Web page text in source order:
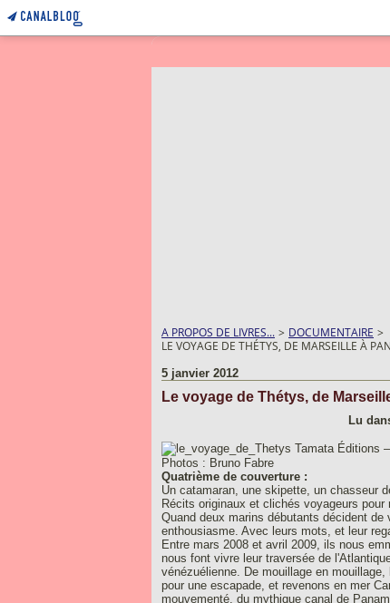
A PROPOS DE LIVRES... > DOCUMENTAIRE >
LE VOYAGE DE THÉTYS, DE MARSEILLE À
5 janvier 2012
Le voyage de Thétys, de
Lu
Tamata Éditions
Photos : Bruno Fabre
Quatrième de couverture :
Un catamaran, une skipette, un chasseur
Récits originaux et clichés voyageurs
Quand deux marins débutants décident
enthousiasme. Avec leurs mots, et leur
Entre mars 2008 et avril 2009, ils nous
nous font vivre leur traversée de
vénézuélienne. De mouillage en
pour une escapade, et revenons en mer
mouvementé, du mythique canal de